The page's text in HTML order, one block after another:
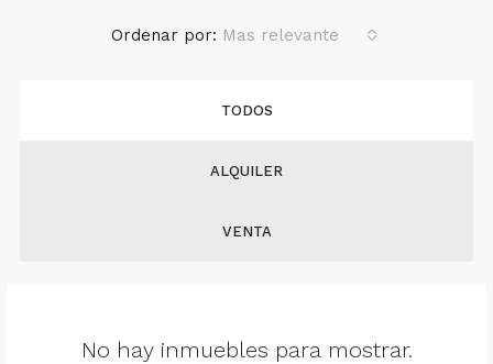
TODOS
ALQUILER
VENTA
Ordenar por: Mas relevante
No hay inmuebles para mostrar.